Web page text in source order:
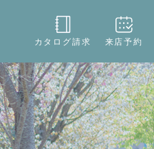
カタログ請求 来店予約
お問い合わせ